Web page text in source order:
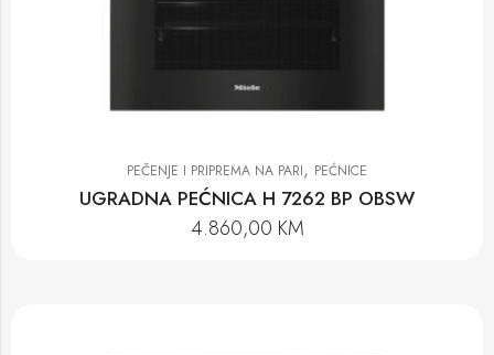
PEČENJE I PRIPREMA NA PARI, PEĆNICE
UGRADNA PEĆNICA H 7262 BP OBSW
4.860,00 KM